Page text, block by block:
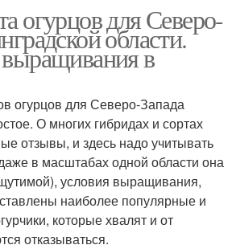
огурцов для Северо-
области.
в
огурцов для Северо-Запада
О многих гибридах и сортах
отзывы, и здесь надо учитывать
в масштабах одной области она
условия выращивания,
наиболее популярные и
которые хвалят и от
отказываться.